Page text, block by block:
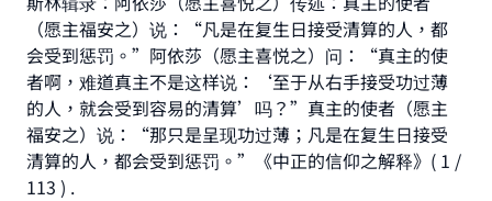
（愿主福安之）说：“凡是在复生日接受清算的人，都
会受到惩罚。”阿依莎（愿主喜悦之）问：“真主的使
者啊，难道真主不是这样说：‘至于从右手接受功过薄
的人，就会受到容易的清算’吗？”真主的使者（愿主
福安之）说：“那只是呈现功过薄；凡是在复生日接受
清算的人，都会受到惩罚。”《中正的信仰之解释》( 1 /
113 ) .